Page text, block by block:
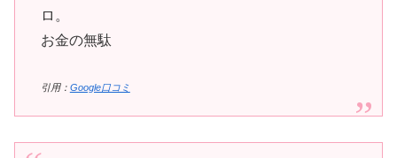
ロ。
お金の無駄
引用： Google口コミ